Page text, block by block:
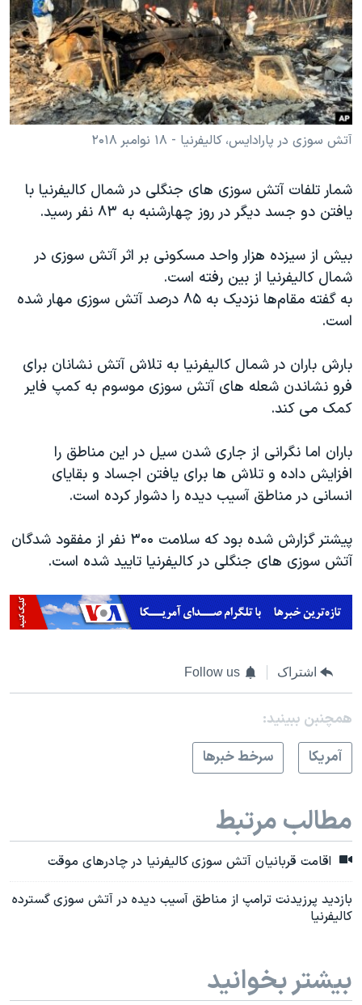
فرهنگ و زندگی
حقوق شهروندی
اقتصادی
علم و فناوری
آرشیو پخش زنده
مستندها
انتخابات ریاست جمهوری آمریکا ۲۰۲۴
حمله جمهوری اسلامی به اسرائیل
رمز مهسا
مجموعه مستندهای دادخواهی
تریبونال مردمی آبان ۹۸
دادگاه حمید نوری
چهل سال گروگان‌گیری
قانون شفافیت دارائی کادر رهبری ایران
اسرائیل در جنگ
نرگس محمدی برنده جایزه نوبل صلح
صفحه‌های ویژه
سفر پرزیدنت ترامپ به چین
دنبال کنید
زبانهای مختلف
آتش سوزی در پارادایس، کالیفرنیا - ۱۸ نوامبر ۲۰۱۸
شمار تلفات آتش سوزی های جنگلی در شمال کالیفرنیا با
یافتن دو جسد دیگر در روز چهارشنبه به ۸۳ نفر رسید.
بیش از سیزده هزار واحد مسکونی بر اثر آتش سوزی در
شمال کالیفرنیا از بین رفته است.
به گفته مقام‌ها نزدیک به ۸۵ درصد آتش سوزی مهار شده
است.
بارش باران در شمال کالیفرنیا به تلاش آتش نشانان برای
فرو نشاندن شعله های آتش سوزی موسوم به کمپ فایر
کمک می کند.
باران اما نگرانی از جاری شدن سیل در این مناطق را
افزایش داده و تلاش ها برای یافتن اجساد و بقایای
انسانی در مناطق آسیب دیده را دشوار کرده است.
پیشتر گزارش شده بود که سلامت ۳۰۰ نفر از مفقود شدگان
آتش سوزی های جنگلی در کالیفرنیا تایید شده است.
اشتراک Follow us
همچنبن ببینید:
آمريکا
سرخط خبرها
مطالب مرتبط
اقامت قربانیان آتش سوزی کالیفرنیا در چادرهای موقت
بازدید پرزیدنت ترامپ از مناطق آسیب دیده در آتش سوزی گسترده
کالیفرنیا
بیشتر بخوانید